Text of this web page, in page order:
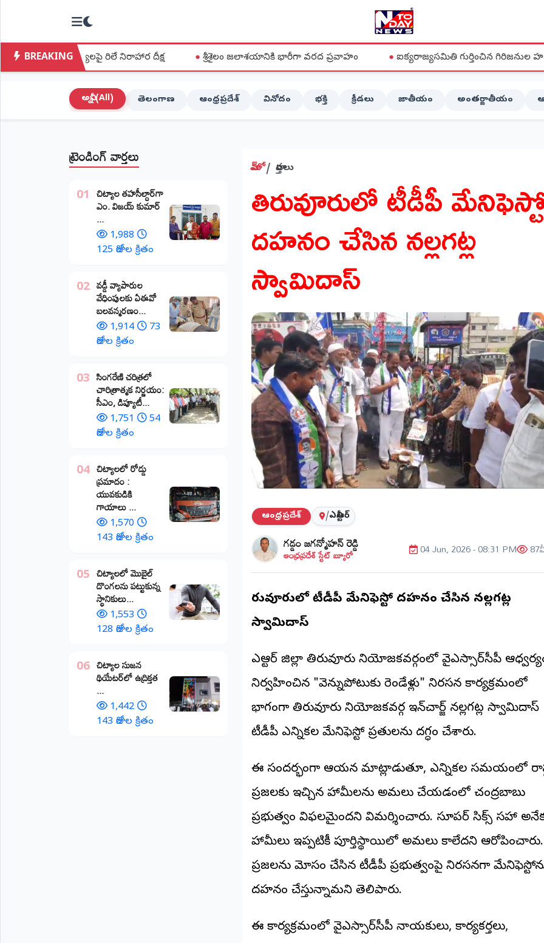
NTODAY×
హోమ్
BREAKING
రిలే నిరాహార దీక్ష ●శ్రీశైలం జలాశయానికి భారీగా వరద ప్రవాహం ●ఐక్యరాజ్యసమితి గుర్తించిన గిరిజనుల హక్కులను
అన్నీ (All) తెలంగాణ ఆంధ్రప్రదేశ్ వినోదం భక్తి క్రీడలు జాతీయం అంతర్జాతీయం
ట్రెండింగ్ వార్తలు
01 ​చిట్యాల తహసీల్దార్‌గా
ఎం. విజయ్ కుమార్
...
1,988
125 రోజుల క్రితం
02 వడ్డీ వ్యాపారుల
వేధింపులకు ఏఈవో
బలవన్మరణం...
1,914
73
రోజుల క్రితం
03 ​సింగరేణి చరిత్రలో
చారిత్రాత్మక నిర్ణయం:
సీఎం, డిప్యూటీ...
1,751
54
రోజుల క్రితం
04 చిట్యాలలో రోడ్డు
ప్రమాదం :
యువకుడికి
గాయాలు ​...
1,570
143 రోజుల క్రితం
05 చిట్యాలలో మొబైల్
దొంగలను పట్టుకున్న
స్థానికులు...
1,553
128 రోజుల క్రితం
06 చిట్యాల సుజన
థియేటర్‌లో ఉద్రిక్తత
...
1,442
143 రోజుల క్రితం
హోమ్ వార్తలు
తిరువూరులో టీడీపీ
దహనం చేసిన నల్లగట్ల
స్వామిదాస్
ఆంధ్రప్రదేశ్ /ఎన్టీఆర్
గడ్డం జగన్మోహన్ రెడ్డి
ఆంధ్రప్రదేశ్ స్టేట్ బ్యూరో 04 Jun, 2026 - 08:31 PM 87
తిరువూరులో టీడీపీ మేనిఫెస్టో దహనం చేసిన నల్లగట్ల
స్వామిదాస్
ఎన్టీఆర్ జిల్లా తిరువూరు నియోజకవర్గంలో వైఎస్సార్‌సీపీ
నిర్వహించిన "వెన్నుపోటుకు రెండేళ్లు" నిరసన కార్యక్రమంలో
భాగంగా తిరువూరు నియోజకవర్గ ఇన్‌చార్జ్ నల్లగట్ల స్వామిదాస్
టీడీపీ ఎన్నికల మేనిఫెస్టో ప్రతులను దగ్ధం చేశారు.
ఈ సందర్భంగా ఆయన మాట్లాడుతూ, ఎన్నికల సమయంలో
ప్రజలకు ఇచ్చిన హామీలను అమలు చేయడంలో చంద్రబాబు
ప్రభుత్వం విఫలమైందని విమర్శించారు. సూపర్ సిక్స్ సహా
హామీలు ఇప్పటికీ పూర్తిస్థాయిలో అమలు కాలేదని ఆరోపించారు.
ప్రజలను మోసం చేసిన టీడీపీ ప్రభుత్వంపై నిరసనగా
దహనం చేస్తున్నామని తెలిపారు.
ఈ కార్యక్రమంలో వైఎస్సార్‌సీపీ నాయకులు, కార్యకర్తలు,